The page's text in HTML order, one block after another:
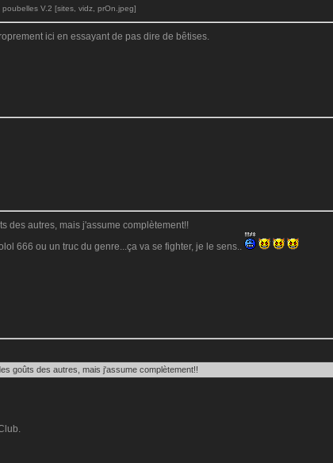
V.2 [sites, vidz, prOn.jpeg]
ici en essayant de pas dire de bêtises.
des autres, mais j'assume complètement!!
666 ou un truc du genre...ça va se fighter, je le sens..
goûts des autres, mais j'assume complètement!!